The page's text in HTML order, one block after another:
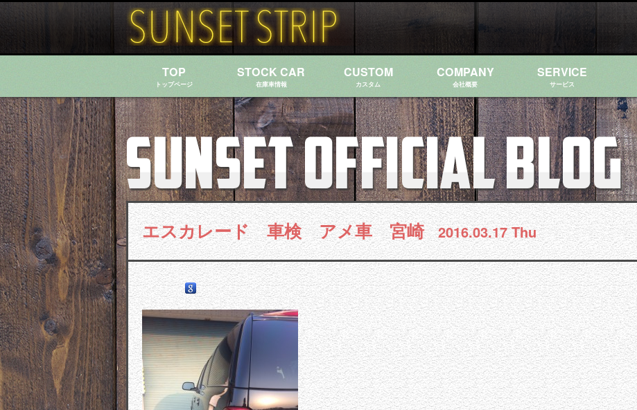
TOP
トップページ
STOCK CAR
在庫車情報
CUSTOM
カスタム
COMPANY
会社概要
SERVICE
サービス
エスカレード 車検 アメ車 宮崎 2016.03.17 Thu